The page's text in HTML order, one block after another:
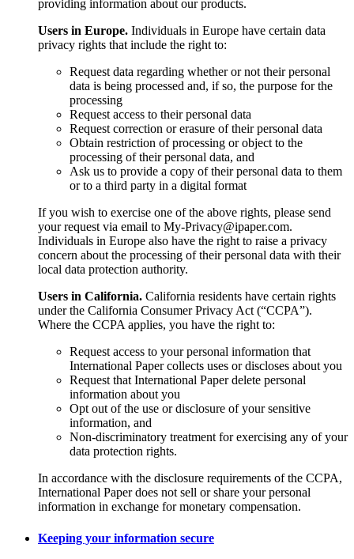
providing information about our products.
Users in Europe. Individuals in Europe have certain data
privacy rights that include the right to:
Request data regarding whether or not their personal
data is being processed and, if so, the purpose for the
processing
Request access to their personal data
Request correction or erasure of their personal data
Obtain restriction of processing or object to the
processing of their personal data, and
Ask us to provide a copy of their personal data to them
or to a third party in a digital format
If you wish to exercise one of the above rights, please send
your request via email to My-Privacy@ipaper.com.
Individuals in Europe also have the right to raise a privacy
concern about the processing of their personal data with their
local data protection authority.
Users in California. California residents have certain rights
under the California Consumer Privacy Act (“CCPA”).
Where the CCPA applies, you have the right to:
Request access to your personal information that
International Paper collects uses or discloses about you
Request that International Paper delete personal
information about you
Opt out of the use or disclosure of your sensitive
information, and
Non-discriminatory treatment for exercising any of your
data protection rights.
In accordance with the disclosure requirements of the CCPA,
International Paper does not sell or share your personal
information in exchange for monetary compensation.
Keeping your information secure